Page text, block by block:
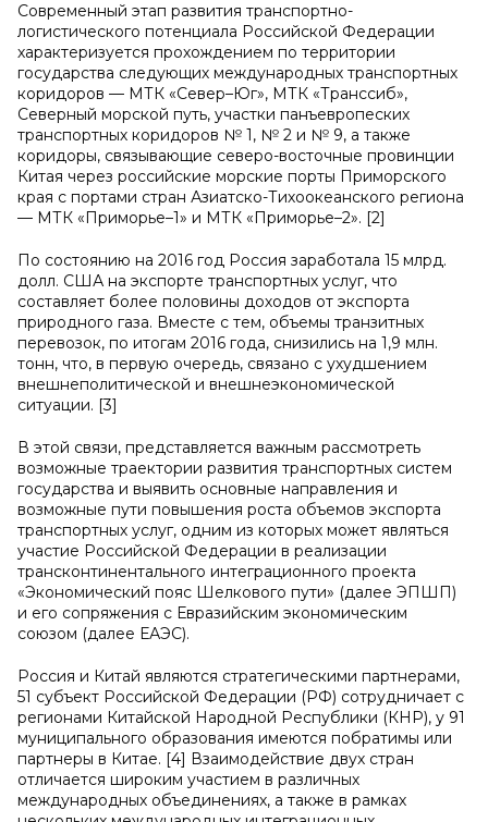
Современный этап развития транспортно-
логистического потенциала Российской Федерации
характеризуется прохождением по территории
государства следующих международных транспортных
коридоров — МТК «Север–Юг», МТК «Транссиб»,
Северный морской путь, участки панъевропеских
транспортных коридоров № 1, № 2 и № 9, а также
коридоры, связывающие северо-восточные провинции
Китая через российские морские порты Приморского
края с портами стран Азиатско-Тихоокеанского региона
— МТК «Приморье–1» и МТК «Приморье–2». [2]
По состоянию на 2016 год Россия заработала 15 млрд.
долл. США на экспорте транспортных услуг, что
составляет более половины доходов от экспорта
природного газа. Вместе с тем, объемы транзитных
перевозок, по итогам 2016 года, снизились на 1,9 млн.
тонн, что, в первую очередь, связано с ухудшением
внешнеполитической и внешнеэкономической
ситуации. [3]
В этой связи, представляется важным рассмотреть
возможные траектории развития транспортных систем
государства и выявить основные направления и
возможные пути повышения роста объемов экспорта
транспортных услуг, одним из которых может являться
участие Российской Федерации в реализации
трансконтинентального интеграционного проекта
«Экономический пояс Шелкового пути» (далее ЭПШП)
и его сопряжения с Евразийским экономическим
союзом (далее ЕАЭС).
Россия и Китай являются стратегическими партнерами,
51 субъект Российской Федерации (РФ) сотрудничает с
регионами Китайской Народной Республики (КНР), у 91
муниципального образования имеются побратимы или
партнеры в Китае. [4] Взаимодействие двух стран
отличается широким участием в различных
международных объединениях, а также в рамках